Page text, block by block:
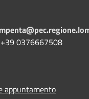
0376667508
appuntamento